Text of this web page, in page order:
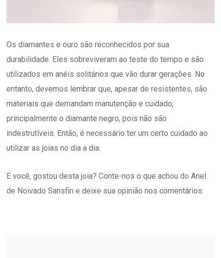
Os diamantes e ouro são reconhecidos por sua
durabilidade. Eles sobreviveram ao teste do tempo e são
utilizados em anéis solitários que vão durar gerações. No
entanto, devemos lembrar que, apesar de resistentes, são
materiais que demandam manutenção e cuidado,
principalmente o diamante negro, pois não são
indestrutíveis. Então, é necessário ter um certo cuidado ao
utilizar as joias no dia a dia.
E você, gostou desta joia? Conte-nos o que achou do Anel
de Noivado Sansfin e deixe sua opinião nos comentários.